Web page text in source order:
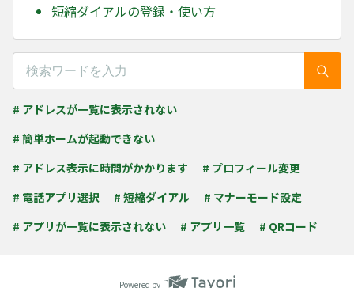
短縮ダイアルの登録・使い方
# アドレスが一覧に表示されない
# 簡単ホームが起動できない
# アドレス表示に時間がかかります
# プロフィール変更
# 電話アプリ選択
# 短縮ダイアル
# マナーモード設定
# アプリが一覧に表示されない
# アプリ一覧 # QRコード
Powered by